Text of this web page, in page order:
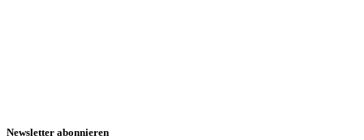
Newsletter abonnieren